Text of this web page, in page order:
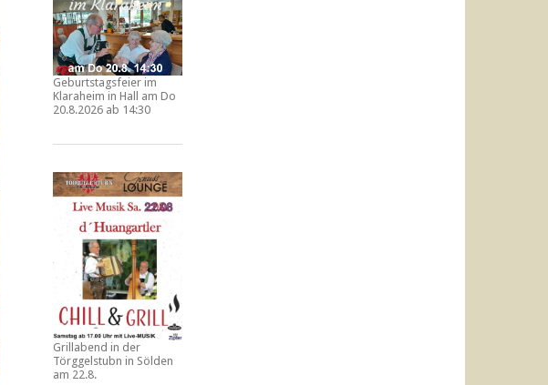
Geburtstagsfeier im
Klaraheim in Hall
am Do
20.8.2026 ab 14:30
Grillabend in der
Törggelstubn in Sölden
am 22.8.